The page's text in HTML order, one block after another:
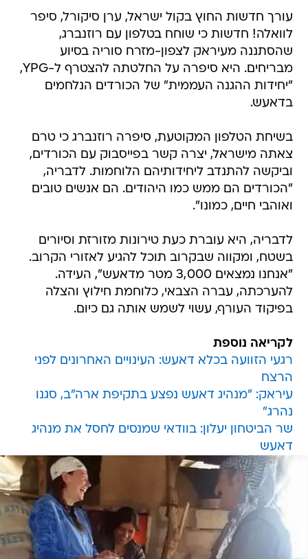
עורך חדשות החוץ בקול ישראל, ערן סיקורל, סיפר
לוואלה! חדשות כי שוחח בטלפון עם רוזנברג,
שהסתננה מעיראק לצפון-מזרח סוריה בסיוע
מבריחים. היא סיפרה על החלטתה להצטרף ל-YPG,
"יחידות ההגנה העממית" של הכורדים הנלחמים
בדאעש.
בשיחת הטלפון המקוטעת, סיפרה רוזנברג כי טרם
צאתה מישראל, יצרה קשר בפייסבוק עם הכורדים,
וביקשה להתנדב ליחידותיהם הלוחמות. לדבריה,
"הכורדים הם ממש כמו היהודים. הם אנשים טובים
ואוהבי חיים, כמונו".
לדבריה, היא עוברת כעת טירונות מזורזת וסיורים
בשטח, ומקווה שבקרוב תוכל להגיע לאזורי הקרוב.
"אנחנו נמצאים 3,000 מטר מדאעש", העידה.
להערכתה, עברה הצבאי, כלוחמת חילוץ והצלה
בפיקוד העורף, עשוי לשמש אותה גם כיום.
לקריאה נוספת
רגעי הזוועה בכלא דאעש: העינויים האחרונים לפני
הרצח
עיראק: "מנהיג דאעש נפצע בתקיפת ארה"ב, סגנו
נהרג"
שר הביטחון יעלון: בוודאי שמנסים לחסל את מנהיג
דאעש